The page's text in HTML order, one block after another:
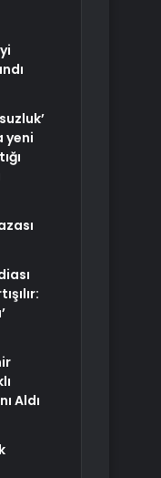
yeni
Aldı